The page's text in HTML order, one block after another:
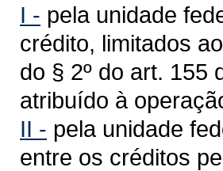
I - pela unidade
crédito, limitados
do § 2º do art. 155
atribuído à
II - pela unidade
entre os créditos